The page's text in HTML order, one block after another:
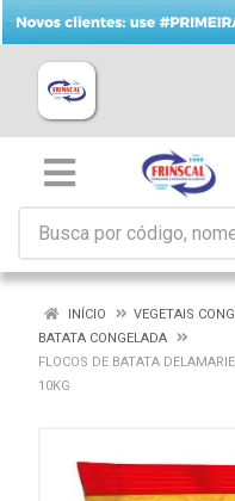
INÍCIO
VEGETAIS
BATATA CONGELADA
FLOCOS DE BATATA
10KG